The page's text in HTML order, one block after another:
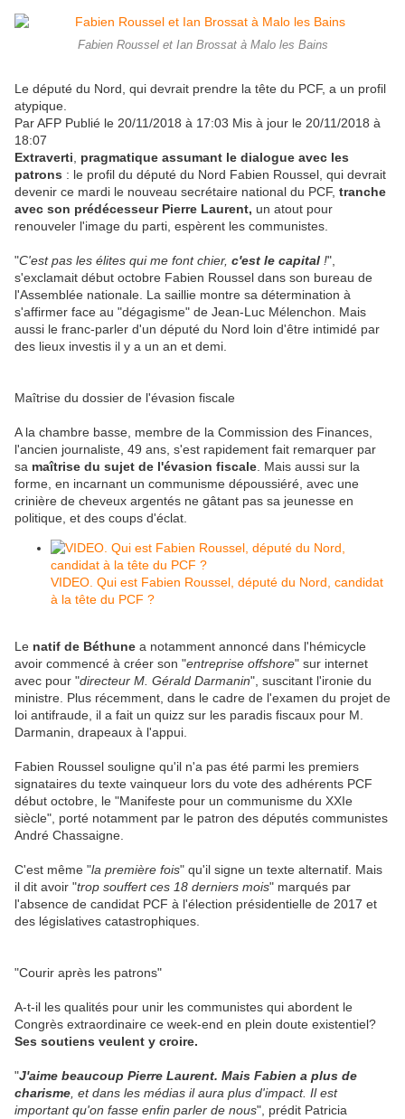
Fabien Roussel et Ian Brossat à Malo les Bains
Le député du Nord, qui devrait prendre la tête du PCF, a un profil
atypique.
Par AFP Publié le 20/11/2018 à 17:03 Mis à jour le 20/11/2018 à
18:07
Extraverti
pragmatique assumant le dialogue avec les
patrons : le profil du député du Nord Fabien Roussel, qui devrait
devenir ce mardi le nouveau secrétaire national du PCF, tranche
avec son prédécesseur Pierre Laurent, un atout pour
renouveler l'image du parti, espèrent les communistes.
"C'est pas les élites qui me font chier, c'est le capital !",
s'exclamait début octobre Fabien Roussel dans son bureau de
l'Assemblée nationale. La saillie montre sa détermination à
s'affirmer face au "dégagisme" de Jean-Luc Mélenchon. Mais
aussi le franc-parler d'un député du Nord loin d'être intimidé par
des lieux investis il y a un an et demi.
Maîtrise du dossier de l'évasion fiscale
A la chambre basse, membre de la Commission des Finances,
l'ancien journaliste, 49 ans, s'est rapidement fait remarquer par
sa maîtrise du sujet de l'évasion fiscale . Mais aussi sur la
forme, en incarnant un communisme dépoussiéré, avec une
crinière de cheveux argentés ne gâtant pas sa jeunesse en
politique, et des coups d'éclat.
VIDEO. Qui est Fabien Roussel, député du Nord, candidat
à la tête du PCF ?
Le natif de Béthune a notamment annoncé dans l'hémicycle
avoir commencé à créer son "entreprise offshore" sur internet
avec pour "directeur M. Gérald Darmanin", suscitant l'ironie du
ministre. Plus récemment, dans le cadre de l'examen du projet de
loi antifraude, il a fait un quizz sur les paradis fiscaux pour M.
Darmanin, drapeaux à l'appui.
Fabien Roussel souligne qu'il n'a pas été parmi les premiers
signataires du texte vainqueur lors du vote des adhérents PCF
début octobre, le "Manifeste pour un communisme du XXIe
siècle", porté notamment par le patron des députés communistes
André Chassaigne.
C'est même "la première fois" qu'il signe un texte alternatif. Mais
il dit avoir "trop souffert ces 18 derniers mois" marqués par
l'absence de candidat PCF à l'élection présidentielle de 2017 et
des législatives catastrophiques.
"Courir après les patrons"
A-t-il les qualités pour unir les communistes qui abordent le
Congrès extraordinaire ce week-end en plein doute existentiel?
Ses soutiens veulent y croire.
"J'aime beaucoup Pierre Laurent. Mais Fabien a plus de
charisme , et dans les médias il aura plus d'impact. Il est
important qu'on fasse enfin parler de nous", prédit Patricia